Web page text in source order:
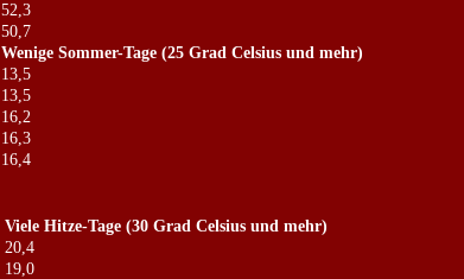
52,3
50,7
Wenige Sommer-Tage (25 Grad Celsius und mehr)
13,5
13,5
16,2
16,3
16,4
Viele Hitze-Tage (30 Grad Celsius und mehr)
20,4
19,0